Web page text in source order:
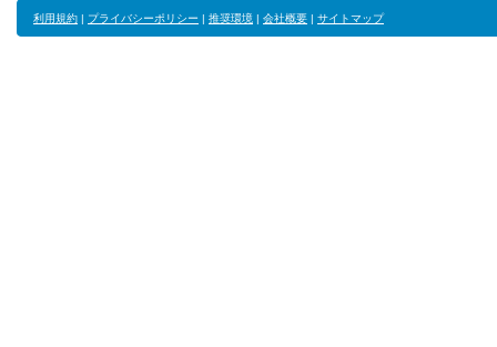
利用規約 | プライバシーポリシー | 推奨環境 | 会社概要 | サイトマップ